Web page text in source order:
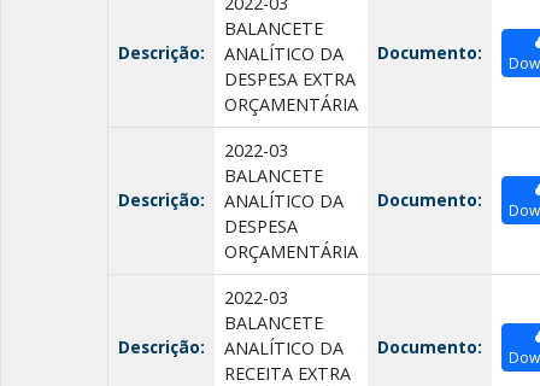
Descrição:
BALANCETE
ANALÍTICO DA
DESPESA EXTRA
ORÇAMENTÁRIA
Documento:
Descrição:
2022-03
BALANCETE
ANALÍTICO DA
DESPESA
ORÇAMENTÁRIA
Documento:
Descrição:
2022-03
BALANCETE
ANALÍTICO DA
RECEITA EXTRA
Documento: